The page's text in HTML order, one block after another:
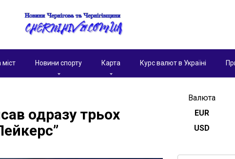
Новини спорту Карта Курс валют в Україні
одразу трьох
Валюта
EUR
USD